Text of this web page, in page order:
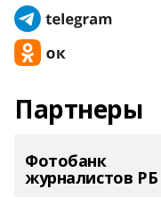
Партнеры
Фотобанк
журналистов РБ